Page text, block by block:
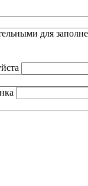
для